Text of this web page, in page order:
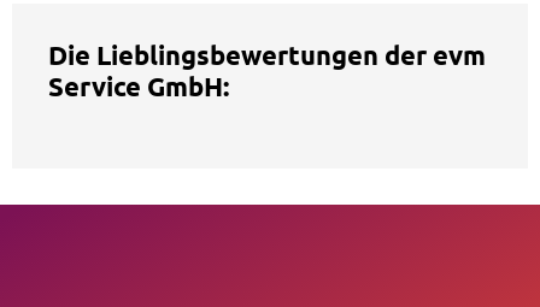
Die Lieblingsbewertungen der evm
Service GmbH: